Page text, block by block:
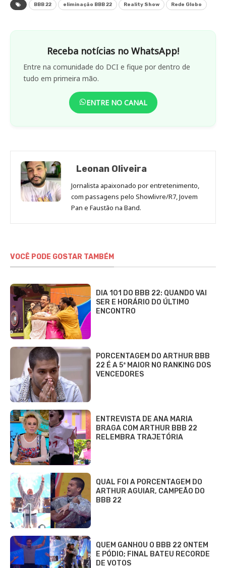
BBB 22 eliminação BBB 22 Reality Show Rede Globo
Receba notícias no WhatsApp!
Entre na comunidade do DCI e fique por dentro de
tudo em primeira mão.
ENTRE NO CANAL
Leonan Oliveira
Jornalista apaixonado por entretenimento,
com passagens pelo Showlivre/R7, Jovem
Pan e Faustão na Band.
VOCÊ PODE GOSTAR TAMBÉM
DIA 101 DO BBB 22: QUANDO VAI
SER E HORÁRIO DO ÚLTIMO
ENCONTRO
PORCENTAGEM DO ARTHUR BBB
22 É A 5ª MAIOR NO RANKING DOS
VENCEDORES
ENTREVISTA DE ANA MARIA
BRAGA COM ARTHUR BBB 22
RELEMBRA TRAJETÓRIA
QUAL FOI A PORCENTAGEM DO
ARTHUR AGUIAR, CAMPEÃO DO
BBB 22
QUEM GANHOU O BBB 22 ONTEM
E PÓDIO; FINAL BATEU RECORDE
DE VOTOS